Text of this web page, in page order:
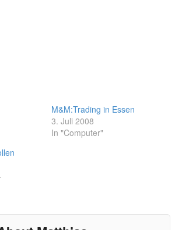
M&M:Trading in Essen
3. Juli 2008
In "Computer"